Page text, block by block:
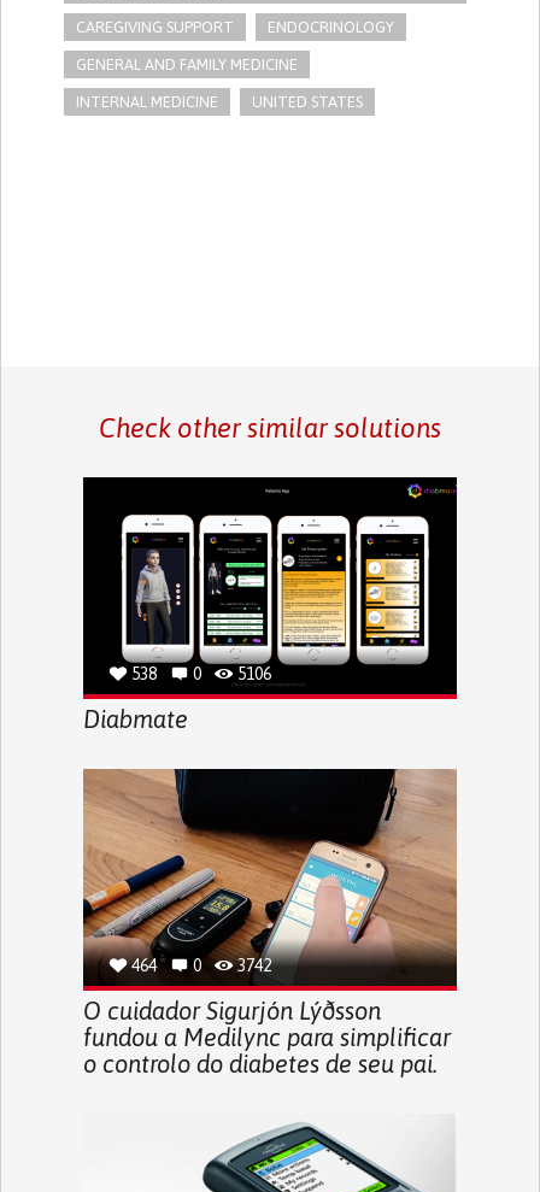
CAREGIVING SUPPORT ENDOCRINOLOGY
GENERAL AND FAMILY MEDICINE
INTERNAL MEDICINE UNITED STATES
Check other similar solutions
538 0 5106
Diabmate
464 0 3742
O cuidador Sigurjón Lýðsson
fundou a Medilync para simplificar
o controlo do diabetes de seu pai.